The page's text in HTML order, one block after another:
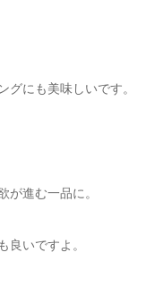
グにも美味しいです。
が進む一品に。
良いですよ。